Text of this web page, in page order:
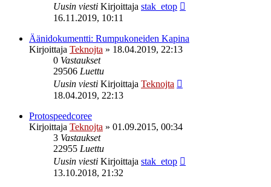
Uusin viesti Kirjoittaja stak_etop
16.11.2019, 10:11
Äänidokumentti: Rumpukoneiden Kapina
Kirjoittaja Teknojta » 18.04.2019, 22:13
0 Vastaukset
29506 Luettu
Uusin viesti Kirjoittaja Teknojta
18.04.2019, 22:13
Protospeedcoree
Kirjoittaja Teknojta » 01.09.2015, 00:34
3 Vastaukset
22955 Luettu
Uusin viesti Kirjoittaja stak_etop
13.10.2018, 21:32